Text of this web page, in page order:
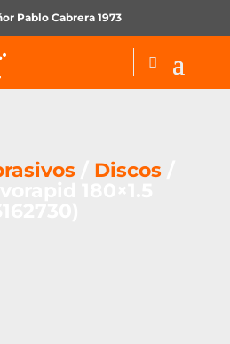
Pablo Cabrera 1973
/ Discos/